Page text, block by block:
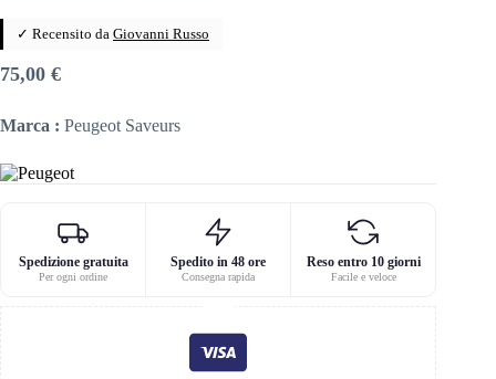
✓ Recensito da Giovanni Russo
75,00 €
Marca : Peugeot Saveurs
Spedizione gratuita
Per ogni ordine
Spedito in 48 ore
Consegna rapida
Reso entro 10 giorni
Facile e veloce